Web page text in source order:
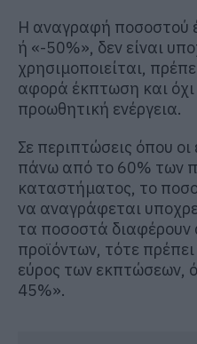
Η αναγραφή ποσοστού
ή «-50%», δεν είναι
χρησιμοποιείται,
αφορά έκπτωση και
προωθητική ενέργεια.
Σε περιπτώσεις όπου
πάνω από το 60% των
καταστήματος, το
να αναγράφεται
τα ποσοστά διαφέρουν
προϊόντων, τότε
εύρος των εκπτώσεων,
45%».